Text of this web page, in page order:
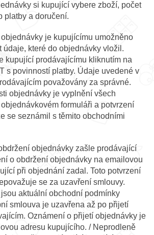
si kupující vybere zboží, počet
platby a doručení.
je kupujícímu umožněno
údaje, které do objednávky vložil.
kupující prodávajícímu kliknutím na
s povinností platby. Údaje uvedené v
považovány za správné.
objednávky je vyplnění všech
formuláři a potvrzení
se seznámil s těmito obchodními
objednávky zašle prodávající
o obdržení objednávky na emailovou
při objednání zadal. Toto potvrzení
se za uzavření smlouvy.
aktuální obchodní podmínky
smlouva je uzavřena až po přijetí
Oznámení o přijetí objednávky je
adresu kupujícího. / Neprodleně